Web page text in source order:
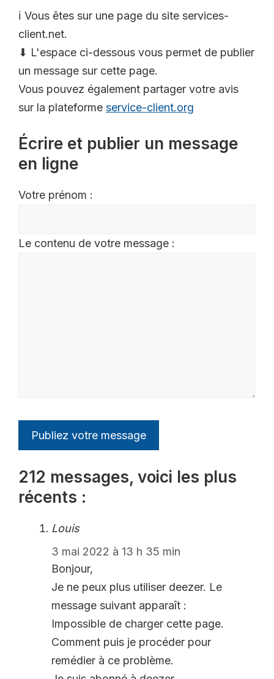
ℹ️ Vous êtes sur une page du site services-
client.net.
⬇ L'espace ci-dessous vous permet de publier
un message sur cette page.
Vous pouvez également partager votre avis
sur la plateforme service-client.org
Écrire et publier un message
en ligne
Votre prénom :
Le contenu de votre message :
212 messages, voici les plus
récents :
Louis
3 mai 2022 à 13 h 35 min
Bonjour,
Je ne peux plus utiliser deezer. Le
message suivant apparaît :
Impossible de charger cette page.
Comment puis je procéder pour
remédier à ce problème.